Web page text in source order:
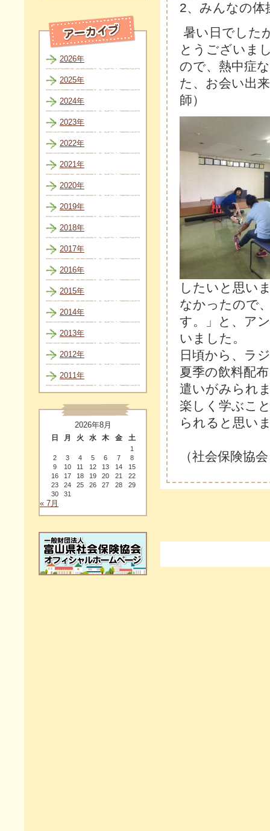
2、みんなの体
暑い日でした
とうございま
ので、熱中症
た、お会い出
師）
したいと思い
なかったので
す。」と、ア
いました。
日頃から、ラ
夏季の飲料配
遣いがみられ
楽しく学ぶこ
られると思い
（社会保険協
2026年
2025年
2024年
2023年
2022年
2021年
2020年
2019年
2018年
2017年
2016年
2015年
2014年
2013年
2012年
2011年
2026年8月
日 月 火 水 木 金 土
1
2
3 4 5 6 7
8
9
10 11 12 13 14
15
16
17 18 19 20 21
22
23
24 25 26 27 28
29
30
31
« 7月